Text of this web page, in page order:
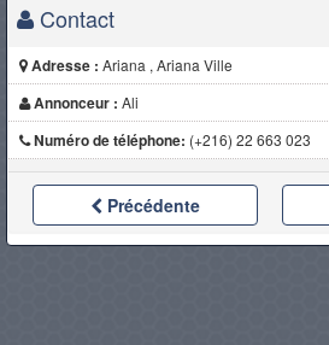
Contact
Adresse : Ariana , Ariana Ville
Annonceur : Ali
Numéro de téléphone: (+216) 22 663 023
Précédente